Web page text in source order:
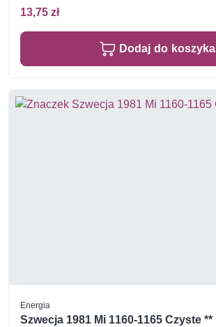
13,75 zł
Dodaj do koszyka
Energia
Szwecja 1981 Mi 1160-1165 Czyste **